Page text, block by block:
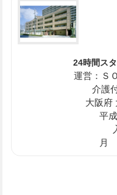
24時間ス
運営：Ｓ
介護
大阪府
平
月